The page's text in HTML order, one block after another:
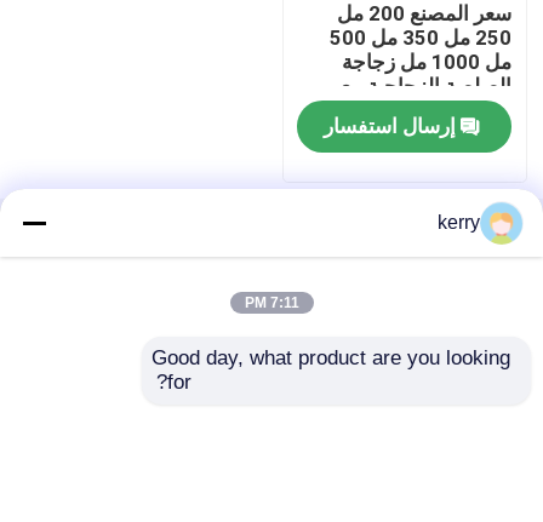
جولة في المعمل
ضبط الجودة
اتصل بنا
زجاجات زجاجية
سعر المصنع 200 مل
250 مل 350 مل 500
مل 1000 مل زجاجة
الصلصة الزجاجية مع
غطاء بلاستيكي مع غطاء
مسدسإرسال استفسار
خريطة الموقع
سياسة الخصوصية
جودةزجاجات زجاجية
مصنع الصين.Copyright © 2026
Anhui Idea Technology Imp & Exp Co., Ltd.. All
kerry
7:11 PM
Good day, what product are you looking
for?